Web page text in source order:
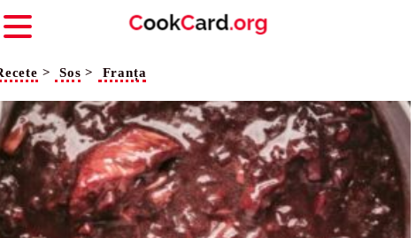
> Sos > Franța